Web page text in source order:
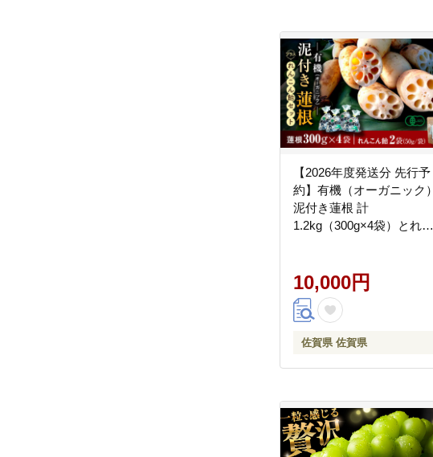
【2026年度発送分 先行予
約】有機（オーガニック）
泥付き蓮根 計
1.2kg（300g×4袋）とれん
10,000円
佐賀県 佐賀県